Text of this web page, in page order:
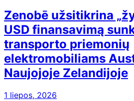
Zenobē užsitikrina
USD finansavimą
transporto priemonių
elektromobiliams
Naujojoje Zelandijoje
1 liepos, 2026